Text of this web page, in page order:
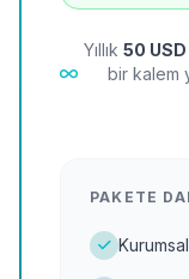
Yıllık 50
bir kalem
PAKETE